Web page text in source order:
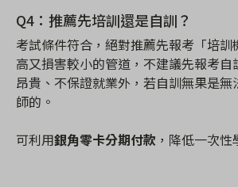
Q4 ：推薦先培訓還是自訓？
考試條件符合，絕對推薦先報考「培訓
高又損害較小的管道，不建議先報考自
昂貴、不保證就業外，若自訓無果是無
師的。
可利用銀角零卡分期付款 ，降低一次性